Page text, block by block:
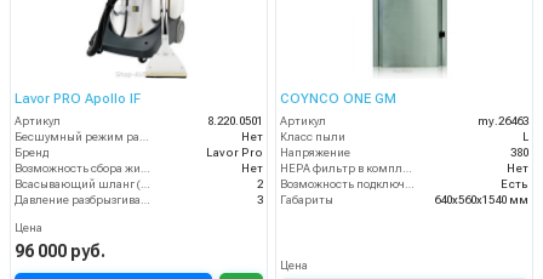
Lavor PRO Apollo IF
Артикул
8.220.0501
Нет
Бренд
Lavor Pro
Нет
2
3
Цена
96 000 руб.
COYNCO ONE GM
Артикул
my.26463
Класс пыли
Напряжение
380
Нет
Есть
Габариты
640х560х1540 мм
Цена